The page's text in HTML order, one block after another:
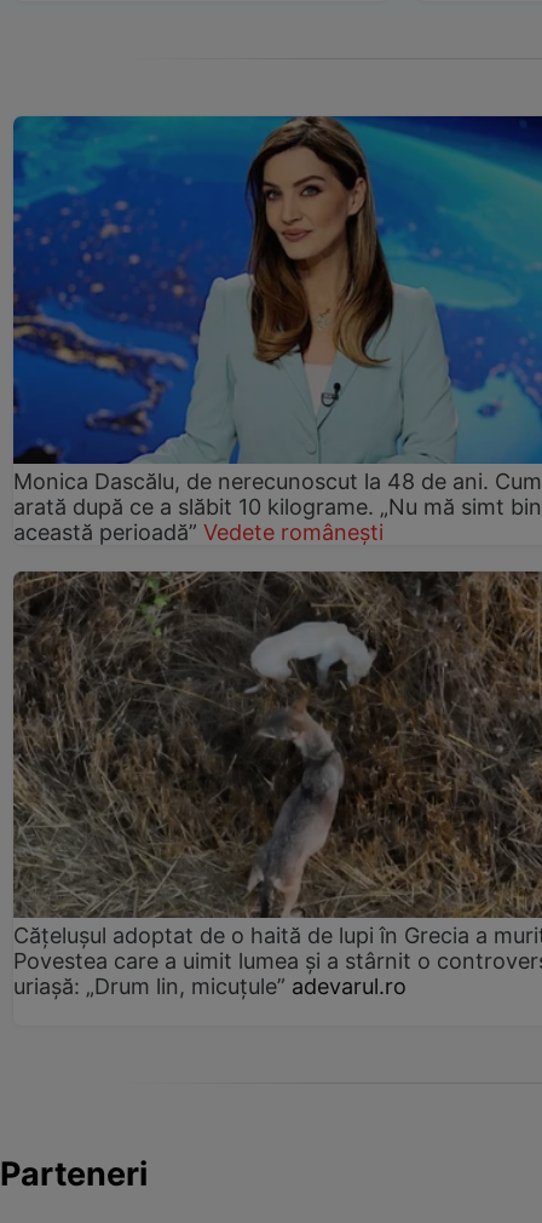
Monica Dascălu, de nerecunoscut la 48 de ani. Cum
arată după ce a slăbit 10 kilograme. „Nu mă simt
această perioadă” Vedete românești
Cățelușul adoptat de o haită de lupi în Grecia a
Povestea care a uimit lumea și a stârnit o
uriașă: „Drum lin, micuțule” adevarul.ro
Parteneri